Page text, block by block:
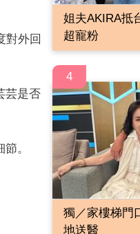
對外回
芸是否
。
姐夫AKIRA
超寵粉
4
獨／家樓梯
地送醫